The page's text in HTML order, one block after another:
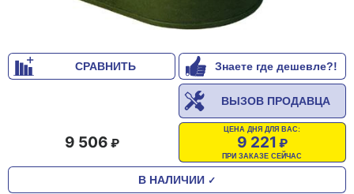
СРАВНИТЬ Знаете где дешевле?!
ВЫЗОВ ПРОДАВЦА
ЦЕНА ДНЯ ДЛЯ ВАС:
9 221
ПРИ ЗАКАЗЕ СЕЙЧАС
9 506
В НАЛИЧИИ ✓